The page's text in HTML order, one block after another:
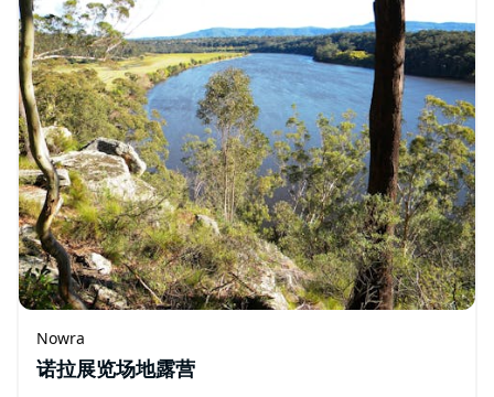
Nowra
诺拉展览场地露营